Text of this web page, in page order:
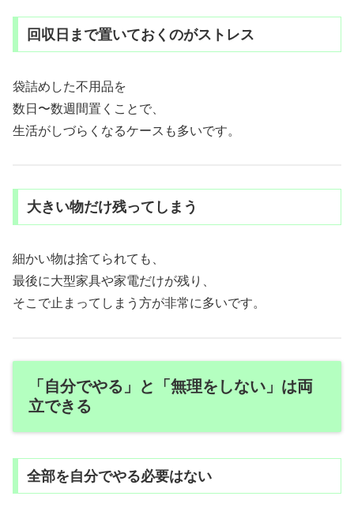
回収日まで置いておくのがストレス
袋詰めした不用品を
数日〜数週間置くことで、
生活がしづらくなるケースも多いです。
大きい物だけ残ってしまう
細かい物は捨てられても、
最後に大型家具や家電だけが残り、
そこで止まってしまう方が非常に多いです。
「自分でやる」と「無理をしない」は両
立できる
全部を自分でやる必要はない